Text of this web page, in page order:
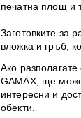
печатна площ и
Заготовките за
вложка и гръб,
Ако
GAMAX, ще
интересни и
обекти.